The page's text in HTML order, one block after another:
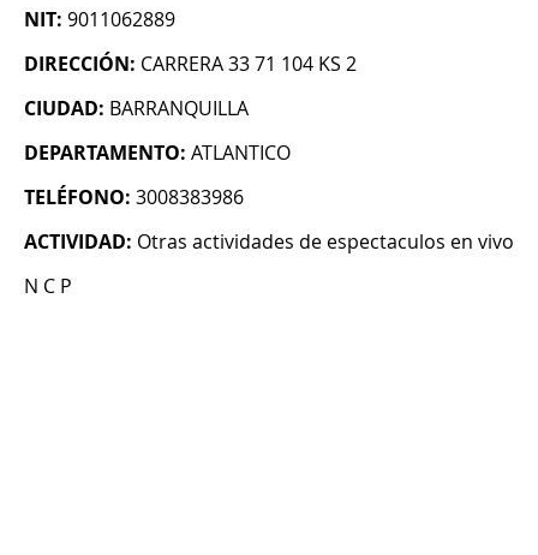
NIT: 9011062889
DIRECCIÓN: CARRERA 33 71 104 KS 2
CIUDAD: BARRANQUILLA
DEPARTAMENTO: ATLANTICO
TELÉFONO: 3008383986
ACTIVIDAD: Otras actividades de espectaculos en vivo
N C P